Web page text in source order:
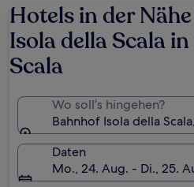
Hotels in der
Isola della Scala
Scala
Wo soll’s hingehen?
Bahnhof Isola della
Daten
Mo., 24. Aug. - Di., 25.